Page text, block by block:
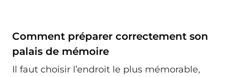
Comment préparer correctement son
palais de mémoire
Il faut choisir l’endroit le plus mémorable,